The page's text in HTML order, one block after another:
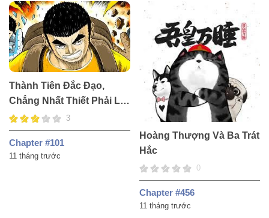
Thành Tiên Đắc Đạo,
Chẳng Nhất Thiết Phải Là
Ta
3
Chapter #101
11 tháng trước
Hoàng Thượng Và Ba Trát
Hắc
0
Chapter #456
11 tháng trước